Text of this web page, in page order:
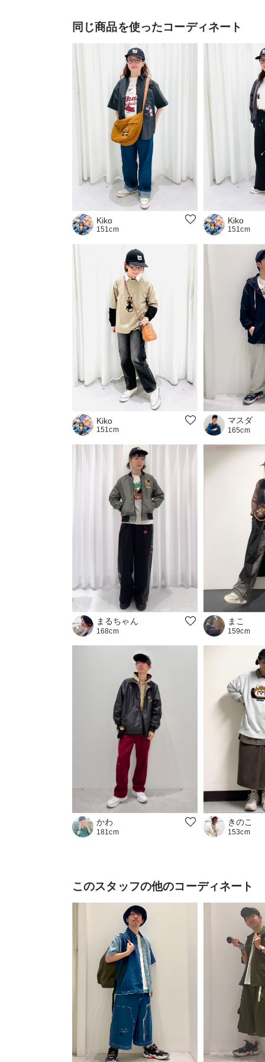
同じ商品を使ったコーディネート
Kiko
151cm
Kiko
151cm
Kiko
151cm
マスダ
165cm
まるちゃん
168cm
まこ
159cm
かわ
181cm
きのこ
153cm
このスタッフの他のコーディネート